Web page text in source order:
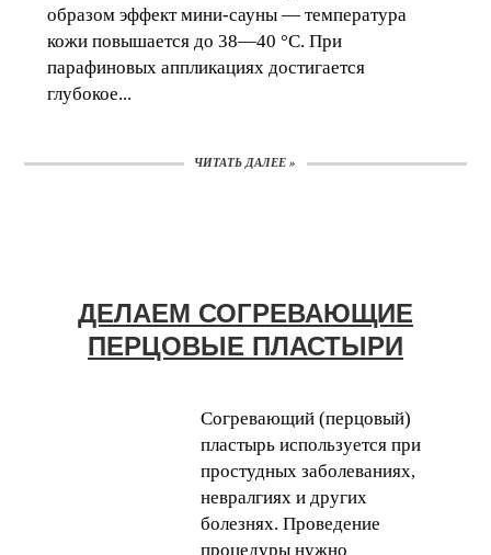
образом эффект мини-сауны — температура
кожи повышается до 38—40 °С. При
парафиновых аппликациях достигается
глубокое...
ЧИТАТЬ ДАЛЕЕ »
ДЕЛАЕМ СОГРЕВАЮЩИЕ
ПЕРЦОВЫЕ ПЛАСТЫРИ
Согревающий (перцовый)
пластырь используется при
простудных заболеваниях,
невралгиях и других
болезнях. Проведение
процедуры нужно